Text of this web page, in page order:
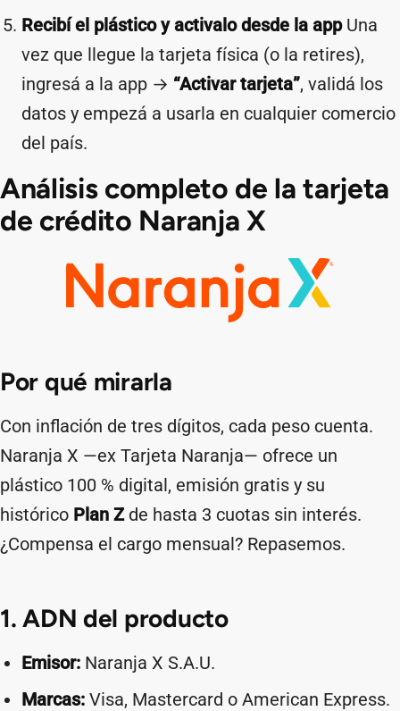
Recibí el plástico y activalo desde la appUna
vez que llegue la tarjeta física (o la retires),
ingresá a la app → “Activar tarjeta”, validá los
datos y empezá a usarla en cualquier comercio
del país.
Análisis completo de la tarjeta
de crédito Naranja X
Por qué mirarla
Con inflación de tres dígitos, cada peso cuenta.
Naranja X —ex Tarjeta Naranja— ofrece un
plástico 100 % digital, emisión gratis y su
histórico Plan Zde hasta 3 cuotas sin interés.
¿Compensa el cargo mensual? Repasemos.
1. ADN del producto
Emisor: Naranja X S.A.U.
Marcas: Visa, Mastercard o American Express.